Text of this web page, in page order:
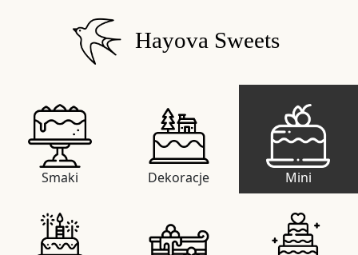
Hayova Sweets
Smaki Dekoracje Mini